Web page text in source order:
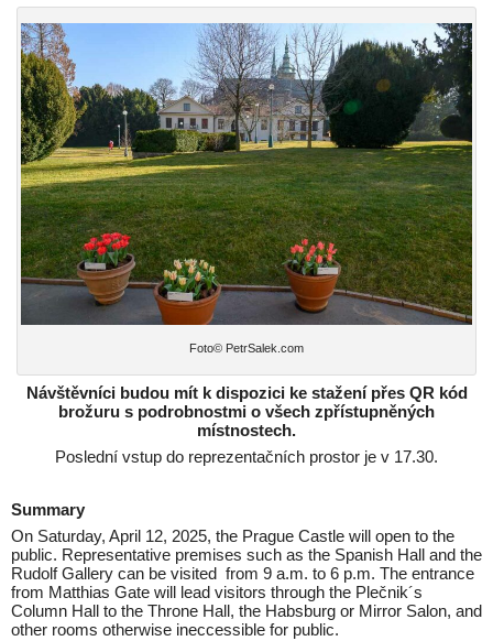
Foto© PetrSalek.com
Návštěvníci budou mít k dispozici ke stažení přes QR kód
brožuru s podrobnostmi o všech zpřístupněných
místnostech.
Poslední vstup do reprezentačních prostor je v 17.30.
Summary
On Saturday, April 12, 2025, the Prague Castle will open to the
public. Representative premises such as the Spanish Hall and the
Rudolf Gallery can be visited from 9 a.m. to 6 p.m. The entrance
from Matthias Gate will lead visitors through the Plečnik´s
Column Hall to the Throne Hall, the Habsburg or Mirror Salon, and
other rooms otherwise ineccessible for public.